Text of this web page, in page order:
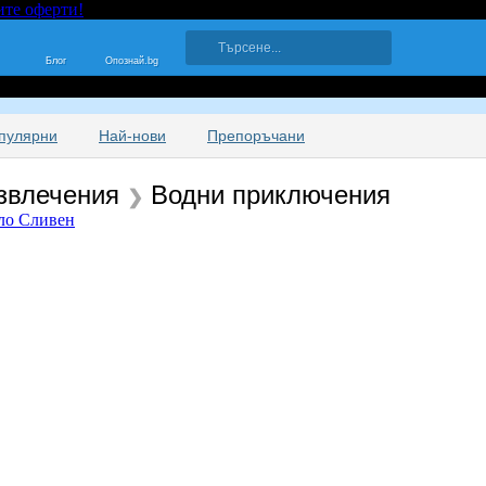
оферти!
Блог Опознай.bg
Най-нови Препоръчани
❯ Водни приключения
Сливен